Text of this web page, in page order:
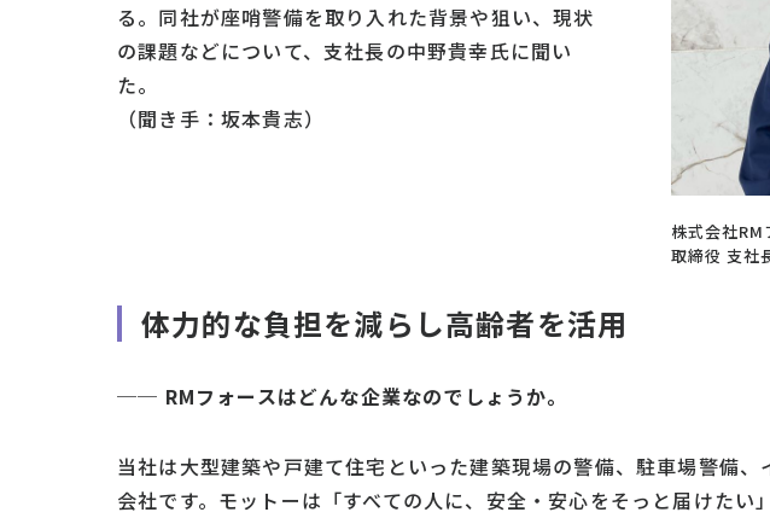
株式会社RM
取締役 支社
る。同社が座哨警備を取り入れた背景や狙い、現状
の課題などについて、支社長の中野貴幸氏に聞い
た。
（聞き手：坂本貴志）
体力的な負担を減らし高齢者を活用
── RMフォースはどんな企業なのでしょうか。
当社は大型建築や戸建て住宅といった建築現場の警備、駐車場警備
会社です。モットーは「すべての人に、安全・安心をそっと届けたい